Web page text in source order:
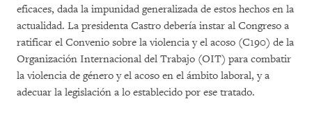
eficaces, dada la impunidad generalizada de estos hechos en la
actualidad. La presidenta Castro debería instar al Congreso a
ratificar el Convenio sobre la violencia y el acoso (C190) de la
Organización Internacional del Trabajo (OIT) para combatir
la violencia de género y el acoso en el ámbito laboral, y a
adecuar la legislación a lo establecido por ese tratado.